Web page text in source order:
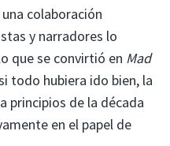
colaboración
y narradores lo
que se convirtió en Mad
todo hubiera ido bien, la
principios de la década
en el papel de